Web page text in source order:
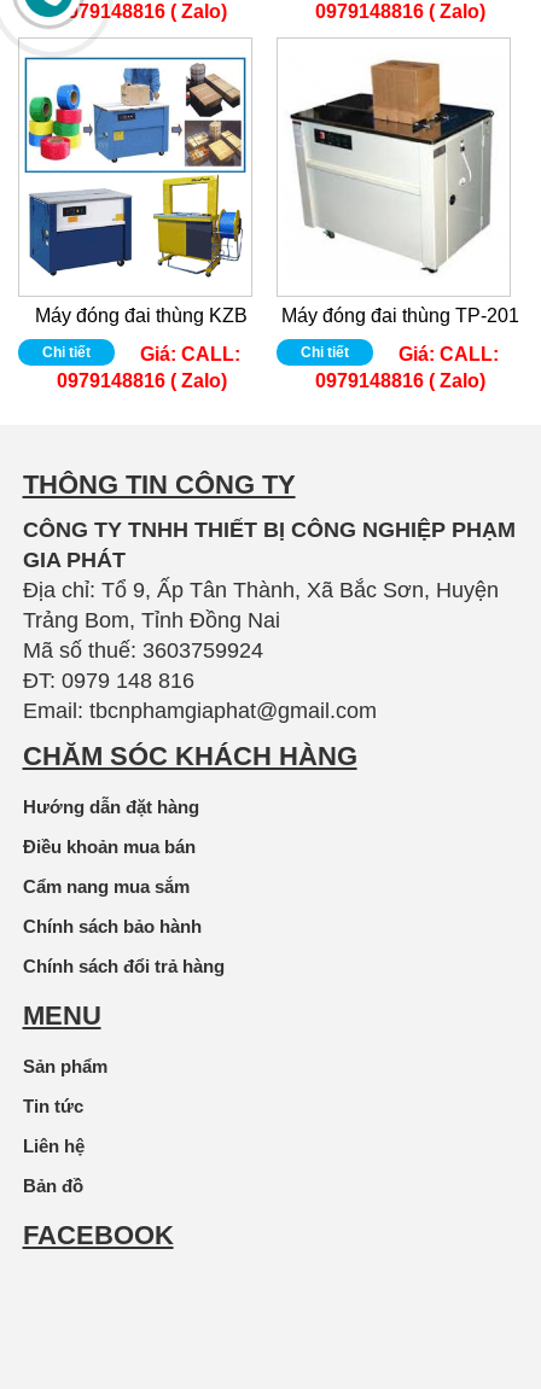
0979148816 ( Zalo)
0979148816 ( Zalo)
Máy đóng đai thùng KZB
Chi tiết Giá: CALL:
0979148816 ( Zalo)
Máy đóng đai thùng TP-201
Chi tiết Giá: CALL:
0979148816 ( Zalo)
THÔNG TIN CÔNG TY
CÔNG TY TNHH THIẾT BỊ CÔNG NGHIỆP PHẠM
GIA PHÁT
Địa chỉ: Tổ 9, Ấp Tân Thành, Xã Bắc Sơn, Huyện
Trảng Bom, Tỉnh Đồng Nai
Mã số thuế: 3603759924
ĐT: 0979 148 816
Email: tbcnphamgiaphat@gmail.com
CHĂM SÓC KHÁCH HÀNG
Hướng dẫn đặt hàng
Điều khoản mua bán
Cẩm nang mua sắm
Chính sách bảo hành
Chính sách đổi trả hàng
MENU
Sản phẩm
Tin tức
Liên hệ
Bản đồ
FACEBOOK